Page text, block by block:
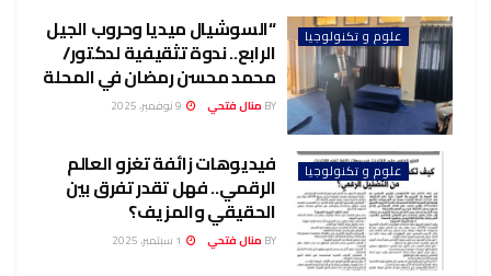
علوم و تكنولوجيا “السوشيال ميديا وحروب الجيل
الرابع.. ندوة تثقيفية لدكتور/
محمد محسن رمضان في المحلة
BY منال فتحي
علوم و تكنولوجيا فيديوهات زائفة تغزو العالم
الرقمي.. فهل تقدر تفرق بين
الحقيقي والمزيف؟
BY منال فتحي